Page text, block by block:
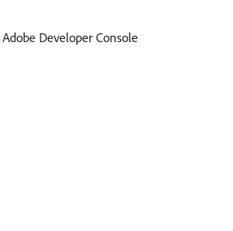
Developer Console